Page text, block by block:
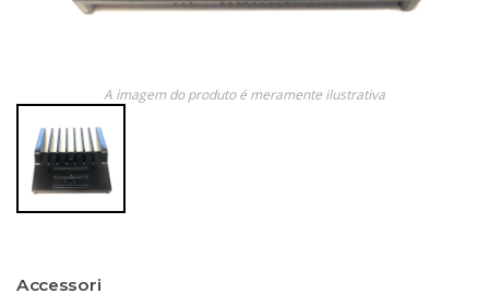
A imagem do produto é meramente ilustrativa
Accessori